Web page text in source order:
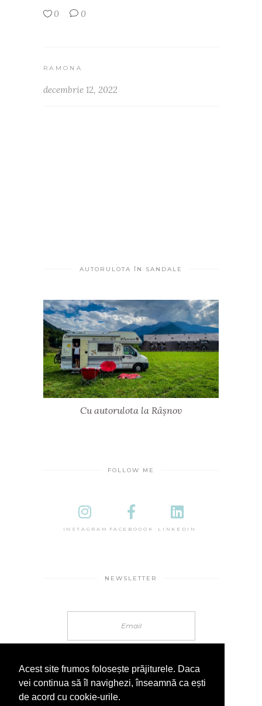
0 0
RAMONA
decembrie 12, 2022
AUTORULOTA ÎN SANDALE
Cu autorulota la Râșnov
FOLLOW ME
INSTAGRAM FACEBOOOK LINKEDIN
NEWSLETTER
Acest site frumos folosește prăjiturele. Daca
vei continua să îl navighezi, înseamnă ca ești
de acord cu cookie-urile.